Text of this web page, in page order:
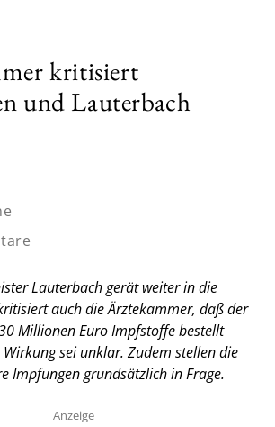
kritisiert
und Lauterbach
Lauterbach gerät weiter in die
auch die Ärztekammer, daß der
Millionen Euro Impfstoffe bestellt
sei unklar. Zudem stellen die
Impfungen grundsätzlich in Frage.
Anzeige